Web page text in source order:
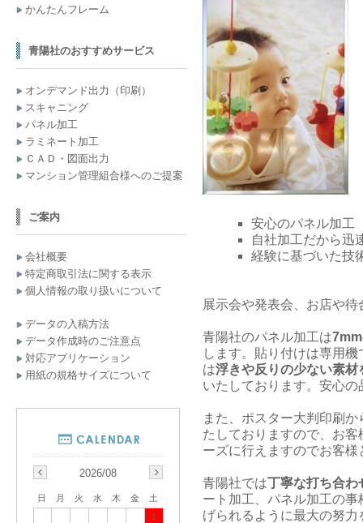
安心のパネル加工
自社加工だから迅
経験に基づいた技
展示会や発表会、お店や待
青陽社のパネル加工は
します。貼り付けは専用
は浮きや反りの少ない素材
いたしております。安心
また、ポスター大判印刷
たしておりますので、お客
ーズに行えますのでお客
青陽社では丁寧な打ち合わ
ート加工、パネル加工の
げられるように最大の努
かんたんフレーム
青陽社のおすすめサービス
オンデマンド出力（印刷）
スキャニング
パネル加工
ラミネート加工
ＣＡＤ・図面出力
マンション管理組合様へのご提案
ご案内
会社概要
特定商取引法に関する表示
個人情報の取り扱いについて
データの入稿方法
データ作成時のご注意点
対応アプリケーション
用紙の規格サイズについて
2026/08
日 月 火 水 木 金
土
1